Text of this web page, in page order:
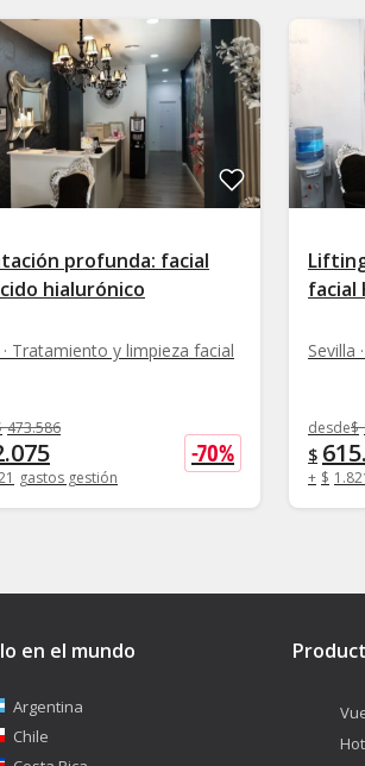
profunda: facial
hialurónico
· Tratamiento y limpieza facial
473.586
gastos gestión
-70%
facial
Sevilla
desde$
$
+ $
en el mundo
Argentina
Chile